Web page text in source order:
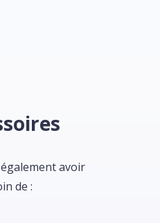
avoir
de :